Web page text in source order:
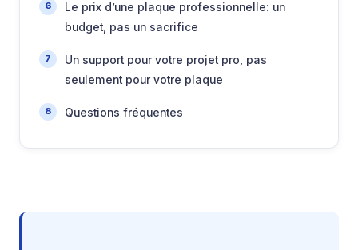
Le prix d’une plaque professionnelle: un
budget, pas un sacrifice
Un support pour votre projet pro, pas
seulement pour votre plaque
Questions fréquentes